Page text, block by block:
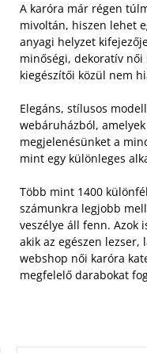
A karóra már régen
mivoltán, hiszen lehet
anyagi helyzet
minőségi, dekoratív
kiegészítői közül nem
Elegáns, stílusos
webáruházból,
megjelenésünket a
mint egy különleges
Több mint 1400
számunkra legjobb
veszélye áll fenn. Azok
akik az egészen lezser,
webshop női karóra
megfelelő darabokat